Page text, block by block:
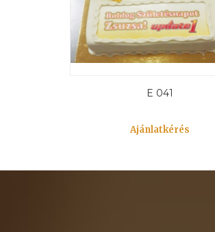
E 041
Ajánlatkérés